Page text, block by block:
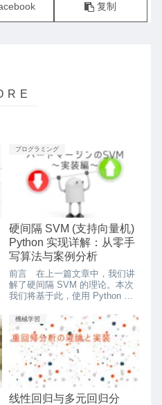
复制
プログラミング
硬间隔 SVM (支持向量机)
Python 实现详解：从零手
写算法与案例分析
前言 在上一篇文章中，我们讲
解了硬间隔 SVM 的理论。本次
我们将基于此，使用 Python 进
Google Colab 上运行。\...
機械学習
线性回归与多元回归分